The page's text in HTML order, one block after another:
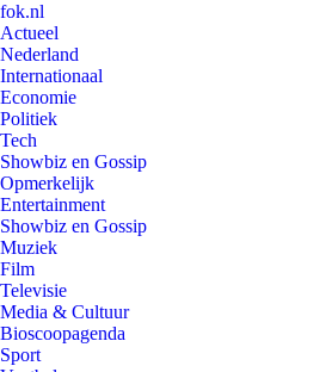
fok.nl
Actueel
Nederland
Internationaal
Economie
Politiek
Tech
Showbiz en Gossip
Opmerkelijk
Entertainment
Showbiz en Gossip
Muziek
Film
Televisie
Media & Cultuur
Bioscoopagenda
Sport